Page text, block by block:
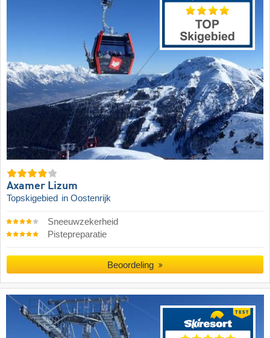
Axamer Lizum
Topskigebied in Oostenrijk
Sneeuwzekerheid
Pistepreparatie
Beoordeling